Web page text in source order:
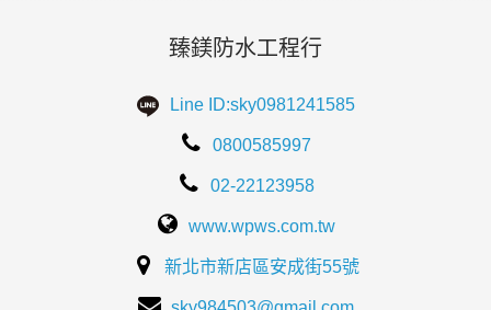
臻鎂防水工程行
Line ID:sky0981241585
0800585997
02-22123958
www.wpws.com.tw
新北市新店區安成街55號